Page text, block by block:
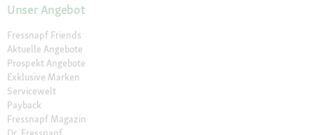
Unser Angebot
Fressnapf Friends
Aktuelle Angebote
Prospekt Angebote
Exklusive Marken
Servicewelt
Payback
Fressnapf Magazin